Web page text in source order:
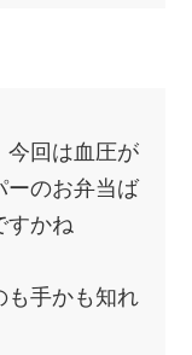
今回は血圧が
ーのお弁当ば
すかね
も手かも知れ